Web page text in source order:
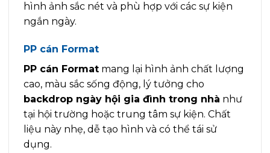
hình ảnh sắc nét và phù hợp với các sự kiện
ngắn ngày.
PP cán Format
PP cán Format mang lại hình ảnh chất lượng
cao, màu sắc sống động, lý tưởng cho
backdrop ngày hội gia đình trong nhà như
tại hội trường hoặc trung tâm sự kiện. Chất
liệu này nhẹ, dễ tạo hình và có thể tái sử
dụng.